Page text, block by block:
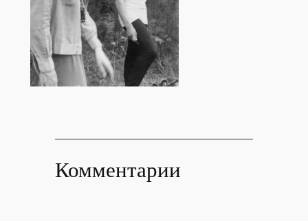
Комментарии